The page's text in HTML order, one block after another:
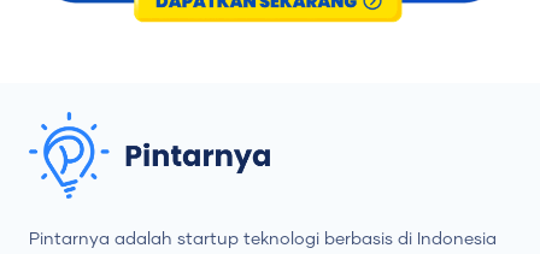
Pintarnya adalah startup teknologi berbasis di Indonesia